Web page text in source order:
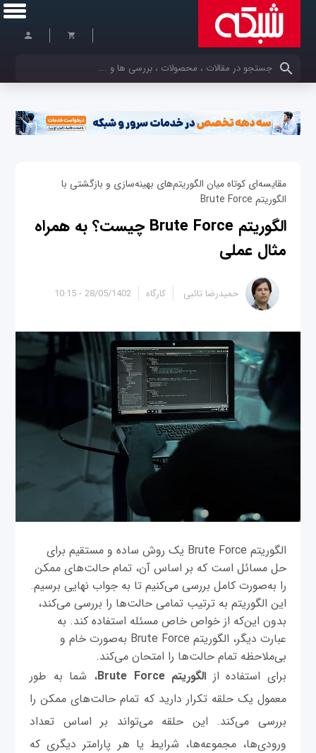
کلمات کلیدی خود را وارد کنید
مقایسه‌ای کوتاه میان الگوریتم‌های بهینه‌سازی و بازگشتی با
الگوریتم Brute Force
الگوریتم Brute Force چیست؟ به همراه
مثال عملی
28/05/1402 - 10:15 حمیدرضا تائبی کارگاه
الگوریتم Brute Force یک روش ساده و مستقیم برای
حل مسائل است که بر اساس آن، تمام حالت‌های ممکن
را به‌صورت کامل بررسی می‌کنیم تا به جواب نهایی برسیم.
این الگوریتم به ترتیب تمامی حالت‌ها را بررسی می‌کند،
بدون این‌که از خواص خاص مسئله استفاده کند. به
عبارت دیگر، الگوریتم Brute Force به‌صورت خام و
بی‌ملاحظه تمام حالت‌ها را امتحان می‌کند.
برای استفاده از الگوریتم Brute Force
، شما به طور
معمول یک حلقه تکرار دارید که تمام حالت‌های ممکن را
بررسی می‌کند. این حلقه می‌تواند بر اساس تعداد
ورودی‌ها، مجموعه‌ها، شرایط یا هر پارامتر دیگری که